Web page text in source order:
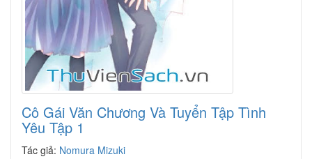
Cô Gái Văn Chương Và Tuyển Tập Tình
Yêu Tập 1
Tác giả: Nomura Mizuki